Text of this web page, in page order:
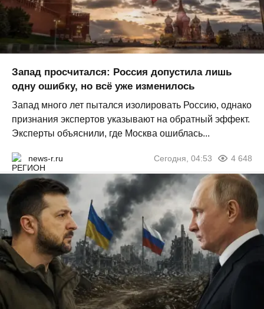
Запад просчитался: Россия допустила лишь
одну ошибку, но всё уже изменилось
Запад много лет пытался изолировать Россию, однако
признания экспертов указывают на обратный эффект.
Эксперты объяснили, где Москва ошиблась...
news-r.ru Сегодня, 04:53 4 648